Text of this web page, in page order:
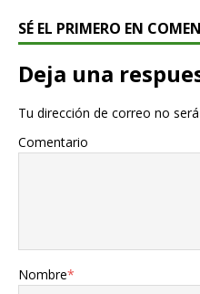
SÉ EL PRIMERO EN
Deja una
Tu dirección de correo no
Comentario
Nombre*